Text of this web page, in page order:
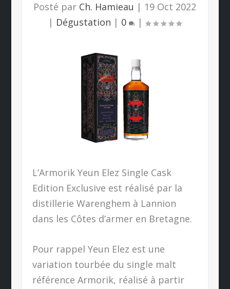
Posté par Ch. Hamieau | 19 Oct 2022
| Dégustation | 0 |
L’Armorik Yeun Elez Single Cask
Edition Exclusive est réalisé par la
distillerie Warenghem à Lannion
dans les Côtes d’armer en Bretagne.
Pour rappel Yeun Elez est une
variation tourbée du single malt
référence Armorik, réalisé à partir